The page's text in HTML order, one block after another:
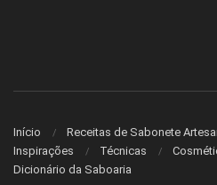
Início Receitas de Sabonete
Inspirações
Técnicas
Dicionário da Saboaria